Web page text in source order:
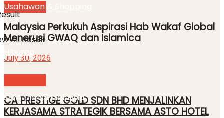
Usahawan & Shopping
Hiburan
SWA Digital Malaysia
All Result
Info@swatv
Malaysia Perkukuh Aspirasi Hab Wakaf Global
Menerusi GWAQ dan Islamica
July 30, 2026
CA PRESTIGE GOLD SDN BHD MENJALINKAN
KERJASAMA STRATEGIK BERSAMA ASTO HOTEL